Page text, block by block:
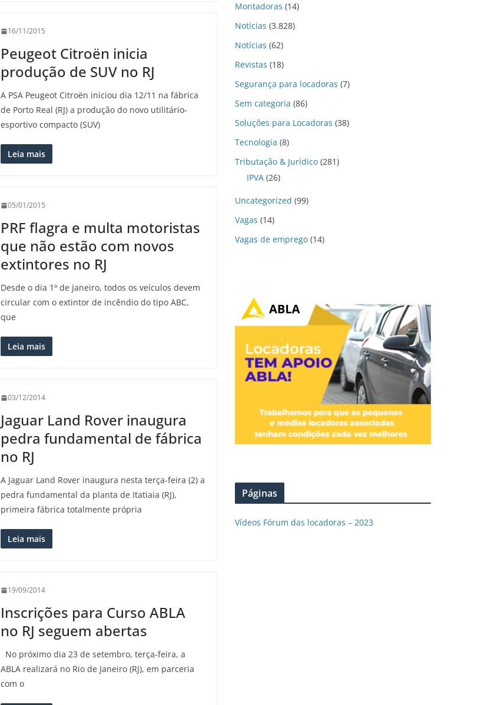
16/11/2015
Peugeot Citroën inicia
produção de SUV no RJ
A PSA Peugeot Citroën iniciou dia 12/11 na fábrica
de Porto Real (RJ) a produção do novo utilitário-
esportivo compacto (SUV)
Leia mais
05/01/2015
PRF flagra e multa motoristas
que não estão com novos
extintores no RJ
Desde o dia 1º de janeiro, todos os veículos devem
circular com o extintor de incêndio do tipo ABC,
que
Leia mais
03/12/2014
Jaguar Land Rover inaugura
pedra fundamental de fábrica
no RJ
A Jaguar Land Rover inaugura nesta terça-feira (2) a
pedra fundamental da planta de Itatiaia (RJ),
primeira fábrica totalmente própria
Leia mais
19/09/2014
Inscrições para Curso ABLA
no RJ seguem abertas
No próximo dia 23 de setembro, terça-feira, a
ABLA realizará no Rio de Janeiro (RJ), em parceria
com o
Montadoras (14)
Notícias (3.828)
Notícias (62)
Revistas (18)
Segurança para locadoras (7)
Sem categoria (86)
Soluções para Locadoras (38)
Tecnologia (8)
Tributação & Jurídico (281)
IPVA (26)
Uncategorized (99)
Vagas (14)
Vagas de emprego (14)
Páginas
Vídeos Fórum das locadoras – 2023